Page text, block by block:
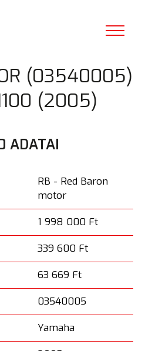
(03540005)
(2005)
ADATAI
RB - Red Baron
motor
1 998 000 Ft
339 600 Ft
63 669 Ft
03540005
Yamaha